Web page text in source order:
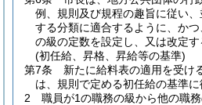
例、規則及び規程の趣旨に従い、
する分類に適合するように、か
の級の定数を設定し、又は改定す
(初任給、昇格、昇給等の基準)
第7条
新たに給料表の適用を受け
は、規則で定める初任給の基準に
2
職員が1の職務の級から他の職